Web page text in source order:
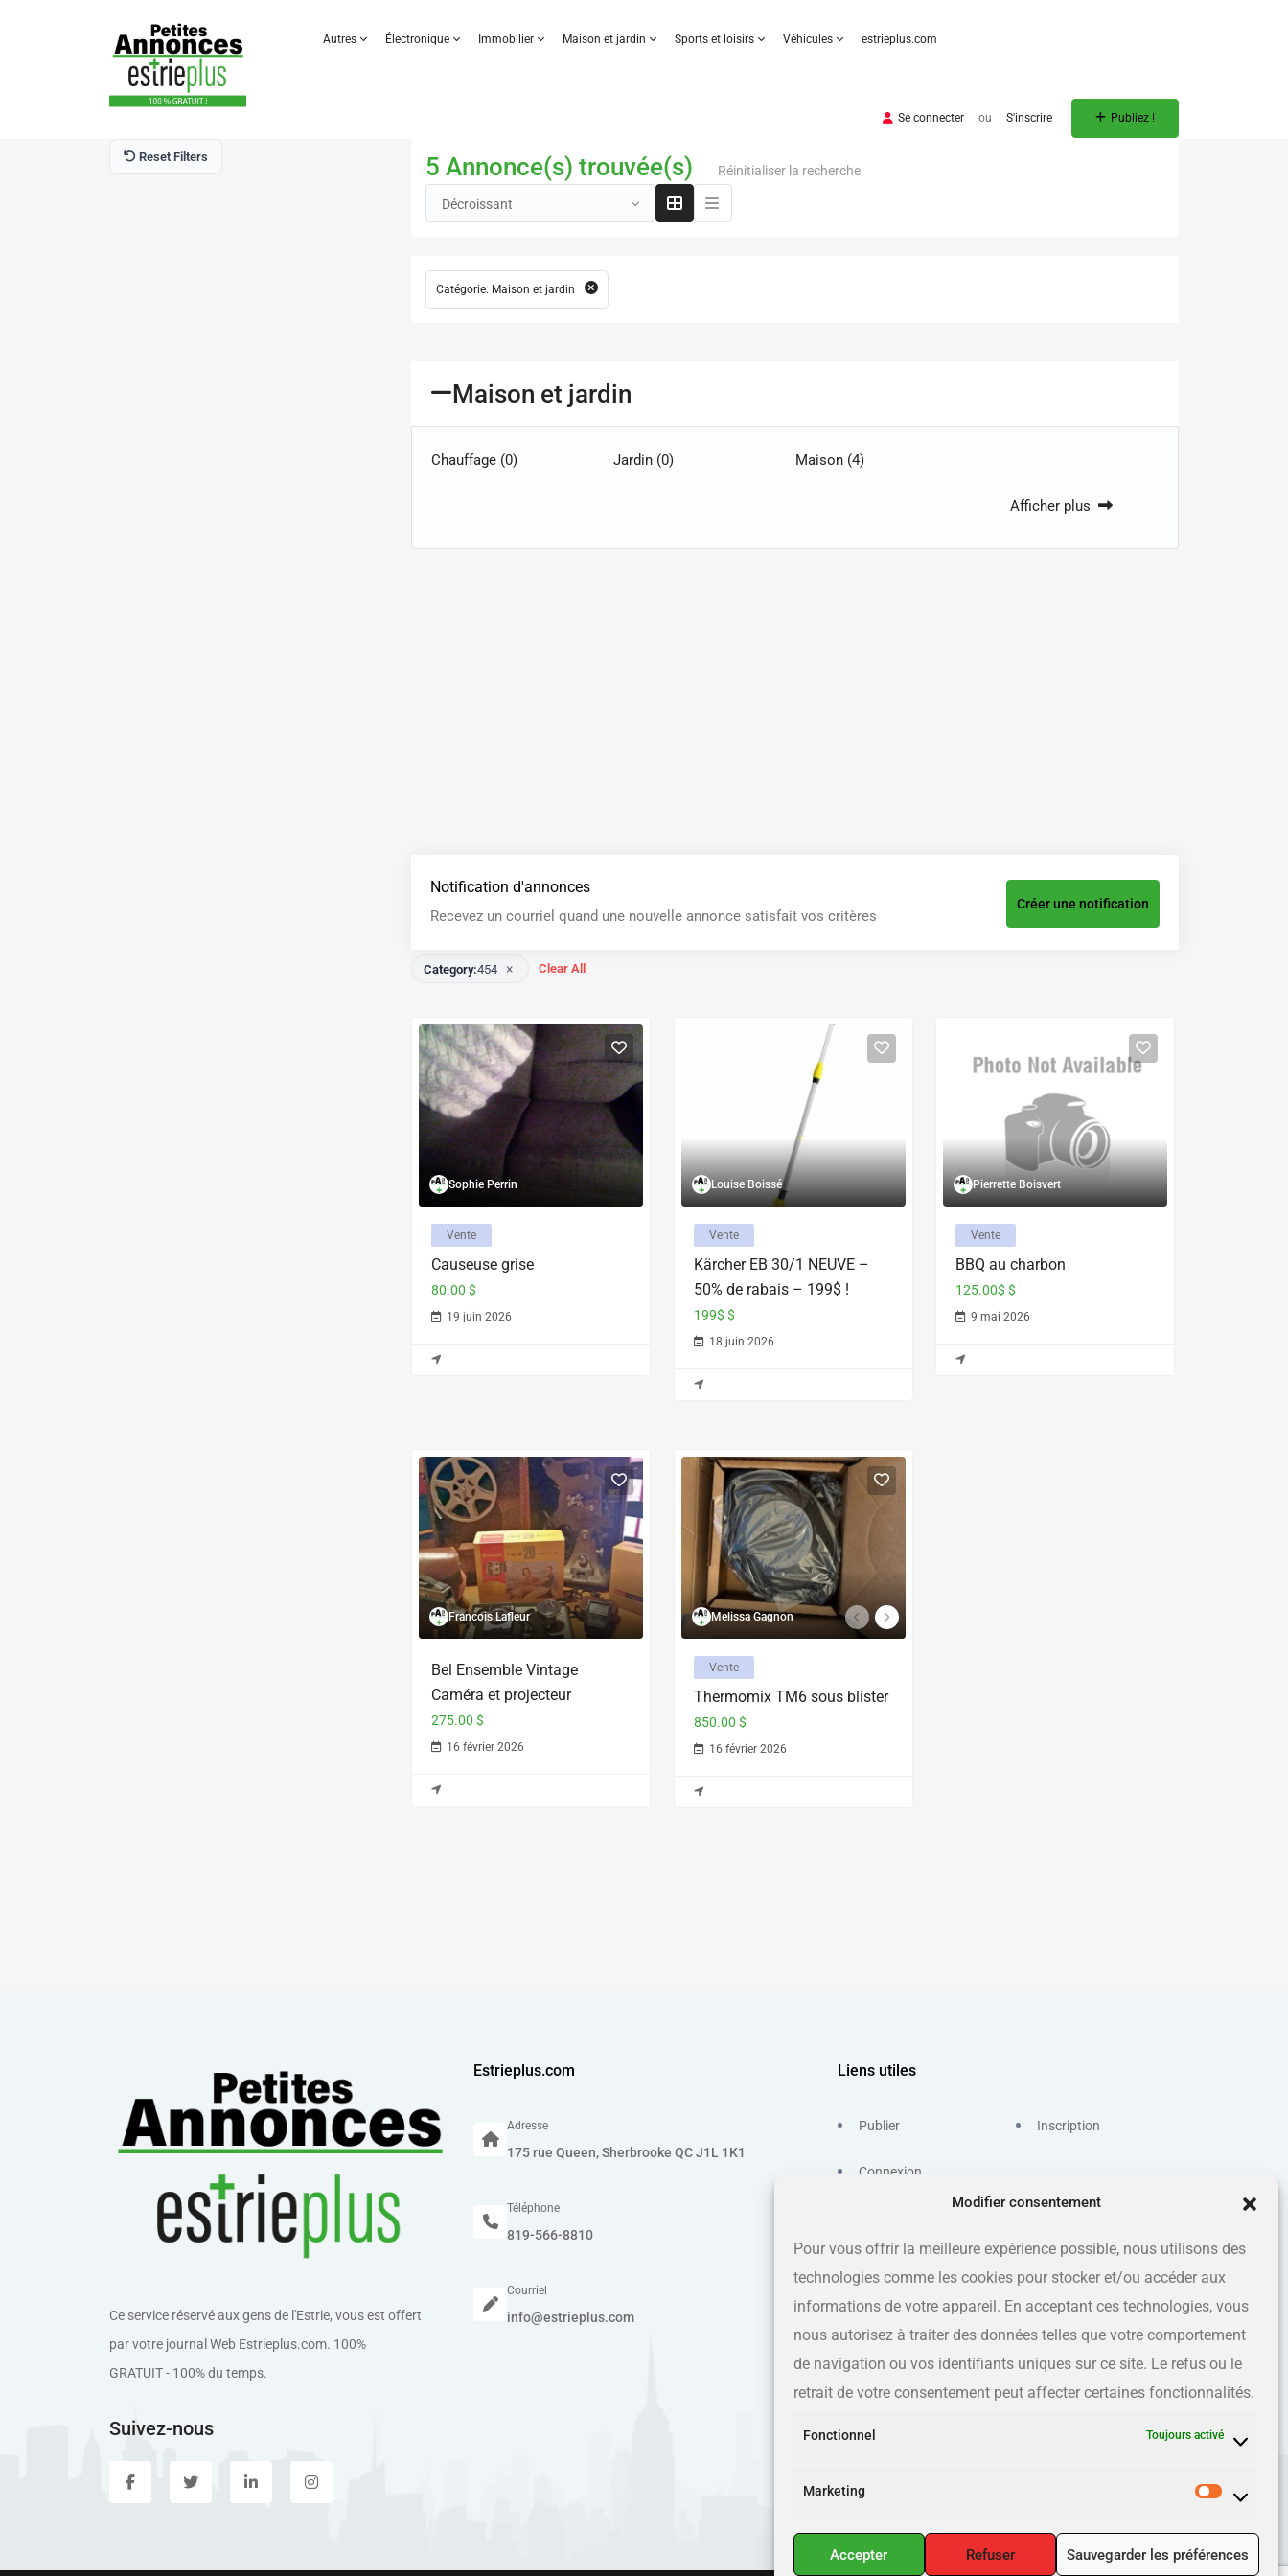
Modifier consentement
Pour vous offrir la meilleure expérience possible, nous utilisons des
technologies comme les cookies pour stocker et/ou accéder aux
informations de votre appareil. En acceptant ces technologies, vous
nous autorisez à traiter des données telles que votre comportement
de navigation ou vos identifiants uniques sur ce site. Le refus ou le
retrait de votre consentement peut affecter certaines fonctionnalités.
Fonctionnel Toujours activé
Marketing
Accepter Refuser Sauvegarder les préférences
Autres Électronique Immobilier Maison et jardin Sports et loisirs Véhicules estrieplus.com
Se connecter ou S'inscrire Publiez !
Reset Filters 5 Annonce(s) trouvée(s) Réinitialiser la recherche
Décroissant
Catégorie: Maison et jardin
Maison et jardin
Chauffage (0) Jardin (0) Maison (4)
Afficher plus
Notification d'annonces
Recevez un courriel quand une nouvelle annonce satisfait vos critères
Créer une notification
Category:454 × Clear All
Sophie Perrin
Vente
Causeuse grise
80.00 $
19 juin 2026
Louise Boissé
Vente
Kärcher EB 30/1 NEUVE –
50% de rabais – 199$ !
199$ $
18 juin 2026
Pierrette Boisvert
Vente
BBQ au charbon
125.00$ $
9 mai 2026
Francois Lafleur
Bel Ensemble Vintage
Caméra et projecteur
275.00 $
16 février 2026
Melissa Gagnon
Vente
Thermomix TM6 sous blister
850.00 $
16 février 2026
Ce service réservé aux gens de l'Estrie, vous est offert
par votre journal Web Estrieplus.com. 100%
GRATUIT - 100% du temps.
Suivez-nous
Estrieplus.com
Adresse
175 rue Queen, Sherbrooke QC J1L 1K1
Téléphone
819-566-8810
Courriel
info@estrieplus.com
Liens utiles
Publier
Connexion
Inscription